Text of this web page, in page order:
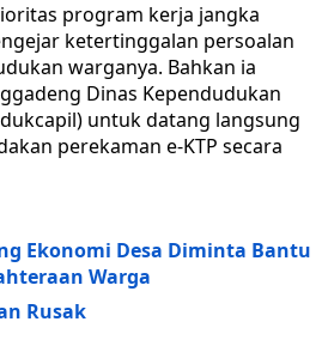
program kerja jangka
ketertinggalan persoalan
warganya. Bahkan ia
Dinas Kependudukan
untuk datang langsung
perekaman e-KTP secara
Ekonomi Desa Diminta Bantu
Warga
Rusak